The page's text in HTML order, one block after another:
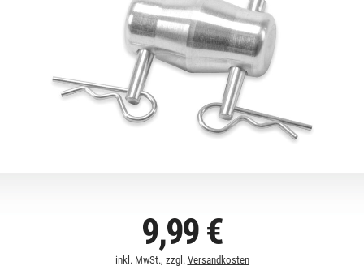
9,99 €
inkl. MwSt., zzgl. Versandkosten